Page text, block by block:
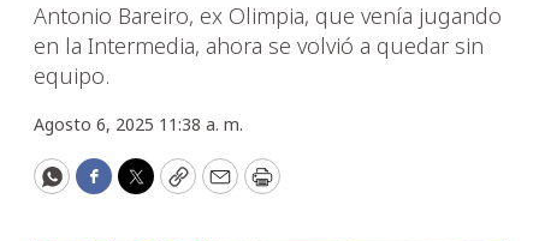
Antonio Bareiro, ex Olimpia, que venía jugando
en la Intermedia, ahora se volvió a quedar sin
equipo.
Agosto 6, 2025 11:38 a. m.
WhatsApp
Facebook
Twitter
CopyEmailPrint